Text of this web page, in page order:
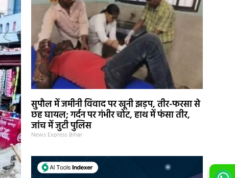
सुपौल में जमीनी विवाद पर खूनी झड़प, तीर-फरसा से
छह घायल; गर्दन पर गंभीर चोट, हाथ में फंसा तीर,
जांच में जुटी पुलिस
News Express Bihar